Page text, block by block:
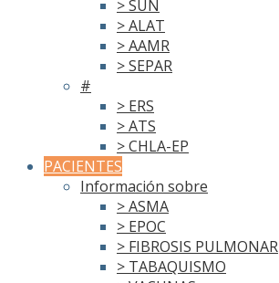
> SUN
> ALAT
> AAMR
> SEPAR
#
> ERS
> ATS
> CHLA-EP
PACIENTES
Información sobre
> ASMA
> EPOC
> FIBROSIS PULMONAR
> TABAQUISMO